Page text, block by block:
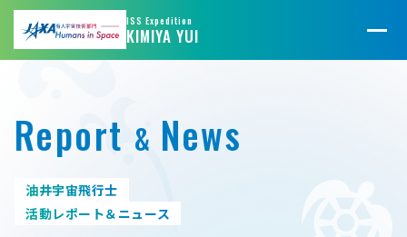
ISS Expedition
KIMIYA YUI
Report & News
油井宇宙飛行士
活動レポート＆ニュース